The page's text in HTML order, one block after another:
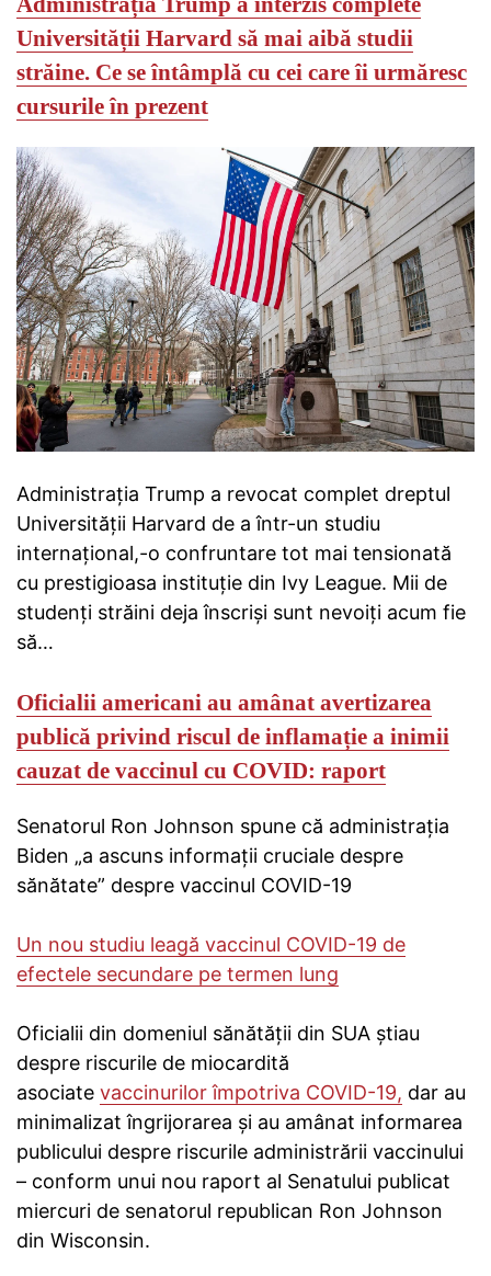
Universității Harvard să mai aibă studii
străine. Ce se întâmplă cu cei care îi urmăresc
cursurile în prezent
Administrația Trump a revocat complet dreptul
Universității Harvard de a într-un studiu
internațional,-o confruntare tot mai tensionată
cu prestigioasa instituție din Ivy League. Mii de
studenți străini deja înscriși sunt nevoiți acum fie
să…
Oficialii americani au amânat avertizarea
publică privind riscul de inflamație a inimii
cauzat de vaccinul cu COVID: raport
Senatorul Ron Johnson spune că administrația
Biden „a ascuns informații cruciale despre
sănătate” despre vaccinul COVID-19
Un nou studiu leagă vaccinul COVID-19 de
efectele secundare pe termen lung
Oficialii din domeniul sănătății din SUA știau
despre riscurile de miocardită
asociate vaccinurilor împotriva COVID-19, dar au
minimalizat îngrijorarea și au amânat informarea
publicului despre riscurile administrării vaccinului
– conform unui nou raport al Senatului publicat
miercuri de senatorul republican Ron Johnson
din Wisconsin.